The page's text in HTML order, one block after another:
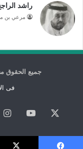
راشد
مرعي بن
جميع الحقوق
فى